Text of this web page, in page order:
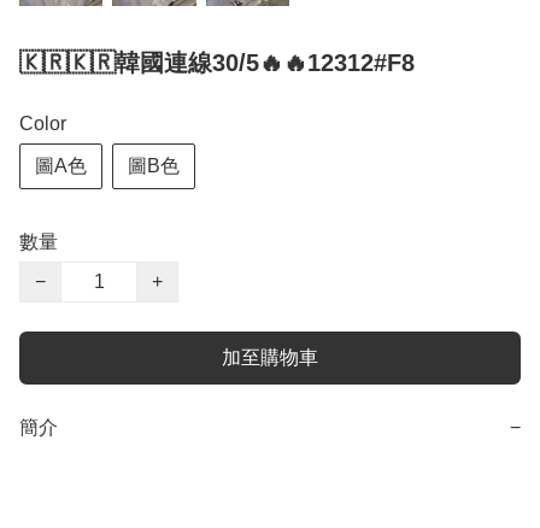
🇰🇷🇰🇷韓國連線30/5🔥🔥12312#F8
Color
圖A色 圖B色
數量
−
+
加至購物車
簡介 −